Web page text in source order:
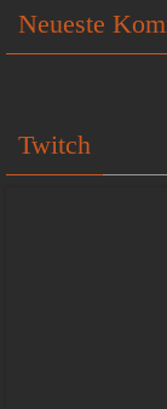
Neueste
Twitch